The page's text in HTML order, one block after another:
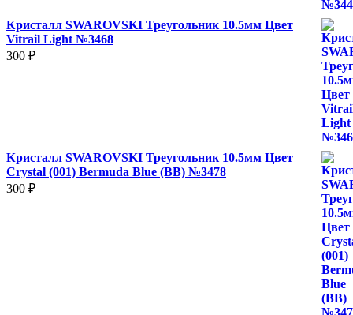
Кристалл SWAROVSKI Треугольник 10.5мм Цвет
Vitrail Light №3468
300 ₽
Кристалл SWAROVSKI Треугольник 10.5мм Цвет
Crystal (001) Bermuda Blue (BB) №3478
300 ₽